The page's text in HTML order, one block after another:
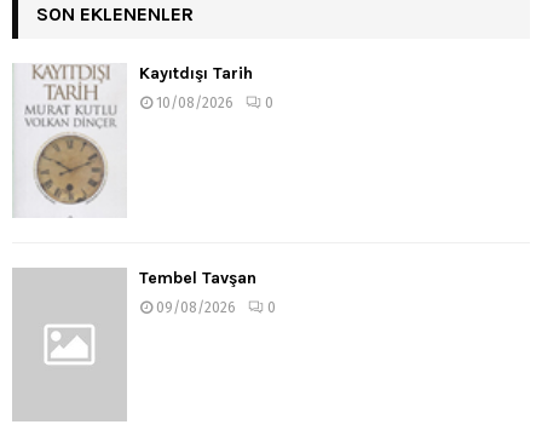
SON EKLENENLER
Kayıtdışı Tarih
10/08/2026 0
Tembel Tavşan
09/08/2026 0